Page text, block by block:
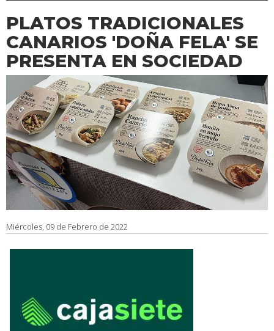
PLATOS TRADICIONALES
CANARIOS 'DOÑA FELA' SE
PRESENTA EN SOCIEDAD
Miércoles, 09 de Febrero de 2022